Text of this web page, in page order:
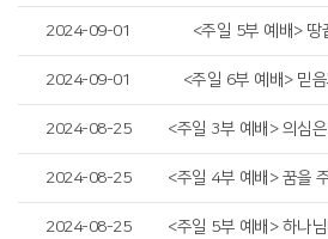
2024-09-01 <주일 5부 예배> 땅
2024-09-01 <주일 6부 예배> 믿
2024-08-25
2024-08-25
2024-08-25